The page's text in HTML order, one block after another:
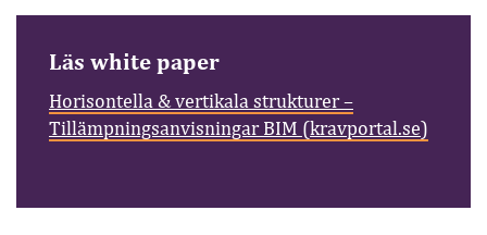
Läs white paper
Horisontella & vertikala strukturer –
Tillämpningsanvisningar BIM (kravportal.se)